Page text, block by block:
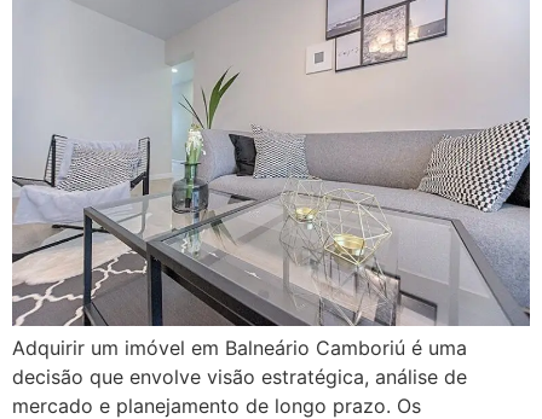
Adquirir um imóvel em Balneário Camboriú é uma
decisão que envolve visão estratégica, análise de
mercado e planejamento de longo prazo. Os